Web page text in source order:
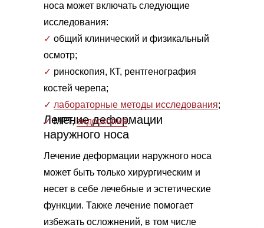
Лечение деформации
наружного носа
Лечение деформации наружного носа
может быть только хирургическим и
несет в себе лечебные и эстетические
функции. Также лечение помогает
избежать осложнений, в том числе
носа может включать следующие
исследования:
✓ общий клинический и физикальный
осмотр;
✓ риноскопия, КТ, рентгенография
костей черепа;
✓ лабораторные методы исследования;
✓МРТ, эндоскопия.